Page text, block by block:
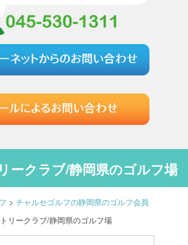
ークラブ/静岡県のゴルフ場
> チャルセゴルフの静岡県のゴルフ会員
リークラブ/静岡県のゴルフ場